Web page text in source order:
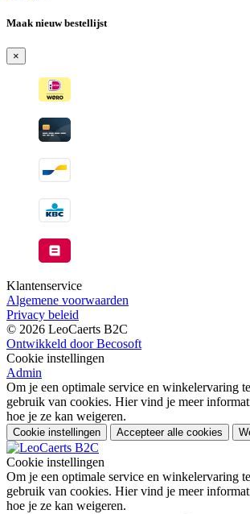
Maak nieuw bestellijst
×
Klantenservice
Algemene voorwaarden
Privacy beleid
© 2026 LeoCaerts B2C
Ontwikkeld door Becosoft
Cookie instellingen
Admin
Om je een optimale service en winkelervaring
gebruik van cookies. Hier vind je meer
hoe je ze kan weigeren.
Cookie instellingen Accepteer alle cookies
Cookie instellingen
Om je een optimale service en winkelervaring
gebruik van cookies. Hier vind je meer
hoe je ze kan weigeren.